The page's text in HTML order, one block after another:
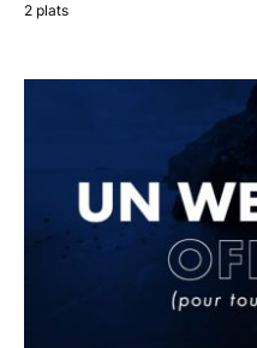
2 plats